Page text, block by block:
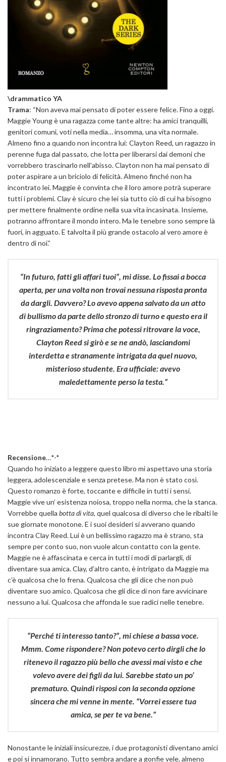
\drammatico YA
Trama: “Non aveva mai pensato di poter essere felice. Fino a oggi.
Maggie Young è una ragazza come tante altre: ha amici tranquilli,
genitori comuni, voti nella media… insomma, una vita normale.
Almeno fino a quando non incontra lui: Clayton Reed, un ragazzo in
perenne fuga dal passato, che lotta per liberarsi dai demoni che
vorrebbero trascinarlo nell’abisso. Clayton non ha mai pensato di
poter aspirare a un briciolo di felicità. Almeno finché non ha
incontrato lei. Maggie è convinta che il loro amore potrà superare
tutti i problemi. Clay è sicuro che lei sia tutto ciò di cui ha bisogno
per mettere finalmente ordine nella sua vita incasinata. Insieme,
potranno affrontare il mondo intero. Ma le tenebre sono sempre là
fuori, in agguato. E talvolta il più grande ostacolo al vero amore è
dentro di noi.”
“In futuro, fatti gli affari tuoi”, mi disse. Lo fissai a bocca
aperta, per una volta non trovai nessuna risposta pronta
da dargli. Davvero? Lo avevo appena salvato da un atto
di bullismo da parte dello stronzo di turno e questo era il
ringraziamento? Prima che potessi ritrovare la voce,
Clayton Reed si girò e se ne andò, lasciandomi
interdetta e stranamente intrigata da quel nuovo,
misterioso studente. Era ufficiale: avevo
maledettamente perso la testa.”
Recensione…*-*
Quando ho iniziato a leggere questo libro mi aspettavo una storia
leggera, adolescenziale e senza pretese. Ma non è stato così.
Questo romanzo è forte, toccante e difficile in tutti i sensi.
Maggie vive un’ esistenza noiosa, troppo nella norma, che la stanca.
Vorrebbe quella botta di vita, quel qualcosa di diverso che le ribalti le
sue giornate monotone. E i suoi desideri si avverano quando
incontra Clay Reed. Lui è un bellissimo ragazzo ma è strano, sta
sempre per conto suo, non vuole alcun contatto con la gente.
Maggie ne è affascinata e cerca in tutti i modi di parlargli, di
diventare sua amica. Clay, d’altro canto, è intrigato da Maggie ma
c’è qualcosa che lo frena. Qualcosa che gli dice che non può
diventare suo amico. Qualcosa che gli dice di non fare avvicinare
nessuno a lui. Qualcosa che affonda le sue radici nelle tenebre.
“Perché ti interesso tanto?”, mi chiese a bassa voce.
Mmm. Come rispondere? Non potevo certo dirgli che lo
ritenevo il ragazzo più bello che avessi mai visto e che
volevo avere dei figli da lui. Sarebbe stato un po’
prematuro. Quindi risposi con la seconda opzione
sincera che mi venne in mente. “Vorrei essere tua
amica, se per te va bene.”
Nonostante le iniziali insicurezze, i due protagonisti diventano amici
e poi si innamorano. Tutto sembra andare a gonfie vele, almeno